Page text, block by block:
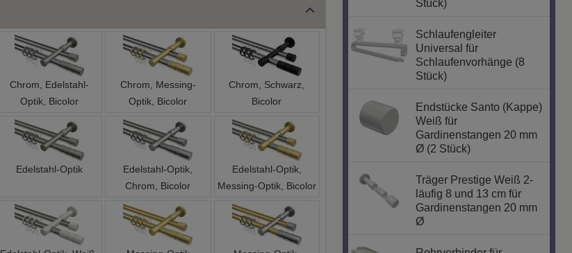
Chrom, Edelstahl-
Optik, Bicolor
Chrom, Messing-
Optik, Bicolor
Chrom, Schwarz,
Bicolor
Edelstahl-Optik
Edelstahl-Optik,
Chrom, Bicolor
Edelstahl-Optik,
Messing-Optik, Bicolor
Stück)
Schlaufengleiter
Universal für
Schlaufenvorhänge (8
Stück)
Endstücke Santo (Kappe)
Weiß für
Gardinenstangen 20 mm
Ø (2 Stück)
Träger Prestige Weiß 2-
läufig 8 und 13 cm für
Gardinenstangen 20 mm
Ø